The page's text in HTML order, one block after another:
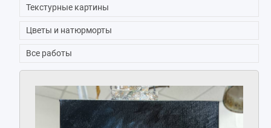
Текстурные картины
Цветы и натюрморты
Все работы